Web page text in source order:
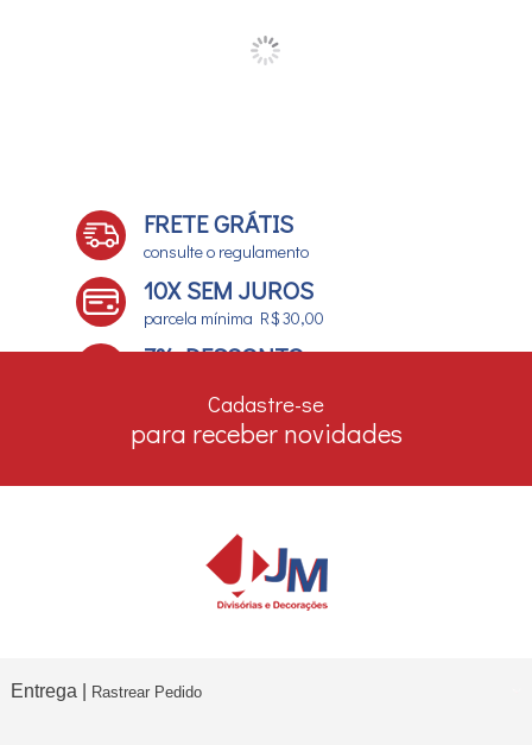
FRETE GRÁTIS
consulte o regulamento
10X SEM JUROS
parcela mínima R$ 30,00
7% DESCONTO
Cadastre-se
para receber novidades
Entrega | Rastrear Pedido